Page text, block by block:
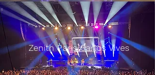
UTBM Axone Montbeliard
Zenith Paris Carlos Vives